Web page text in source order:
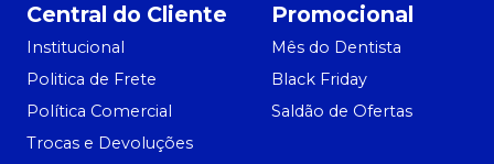
Central do Cliente
Institucional
Politica de Frete
Política Comercial
Trocas e Devoluções
Promocional
Mês do Dentista
Black Friday
Saldão de Ofertas